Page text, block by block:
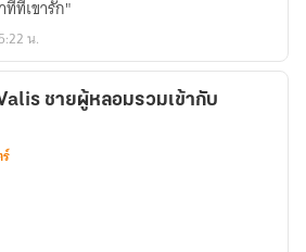
ที่เขารัก"
น.
ชายผู้หลอมรวมเข้ากับ